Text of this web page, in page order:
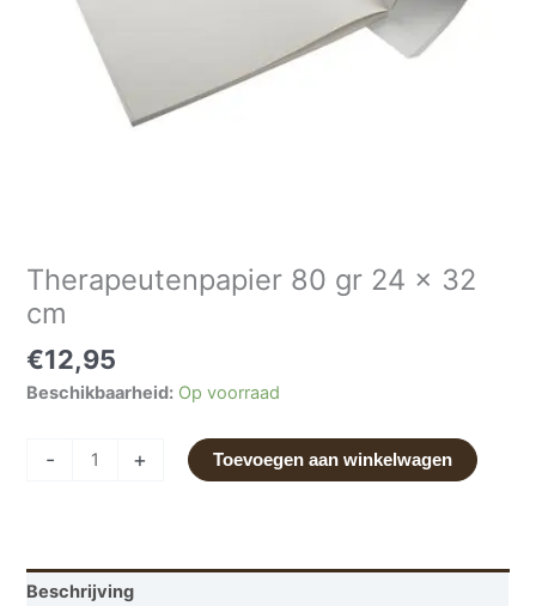
Therapeutenpapier 80 gr 24 x 32
cm
€12,95
Beschikbaarheid: Op voorraad
- + Toevoegen aan winkelwagen
Beschrijving